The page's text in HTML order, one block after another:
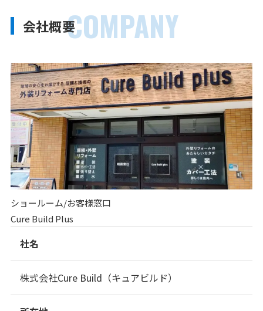
COMPANY
会社概要
ショールーム/お客様窓口
Cure Build Plus
社名
株式会社Cure Build（キュアビルド）